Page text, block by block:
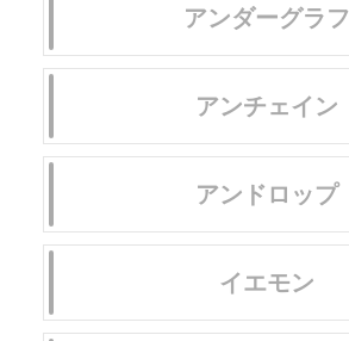
アンダーグラフ
アンチェイン
アンドロップ
イエモン